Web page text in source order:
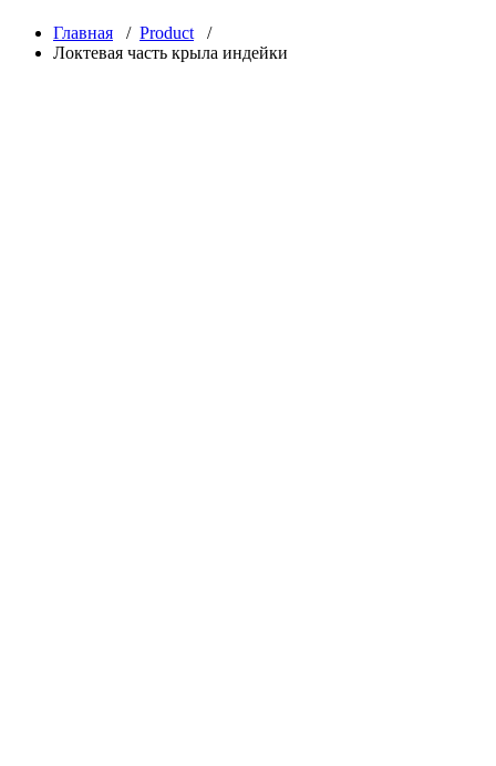
Главная / Product /
Локтевая часть крыла индейки